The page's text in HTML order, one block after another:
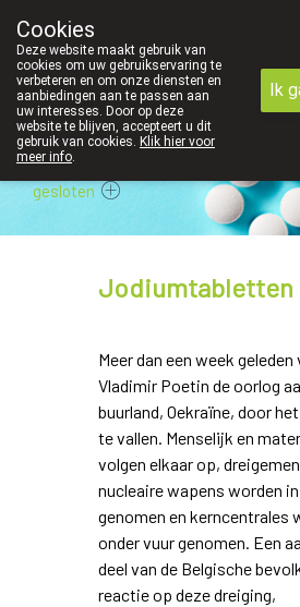
gesloten
Jodiumtabletten
Meer dan een week geleden
Vladimir Poetin de oorlog
buurland, Oekraïne, door
te vallen. Menselijk en
volgen elkaar op,
nucleaire wapens worden
genomen en kerncentrales
onder vuur genomen. Een
deel van de Belgische
reactie op deze dreiging,
Cookies
Deze website maakt gebruik van
cookies om uw gebruikservaring te
verbeteren en om onze diensten en
aanbiedingen aan te passen aan
uw interesses. Door op deze
website te blijven, accepteert u dit
gebruik van cookies. Klik hier voor
meer info.
Ik